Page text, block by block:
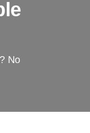
No